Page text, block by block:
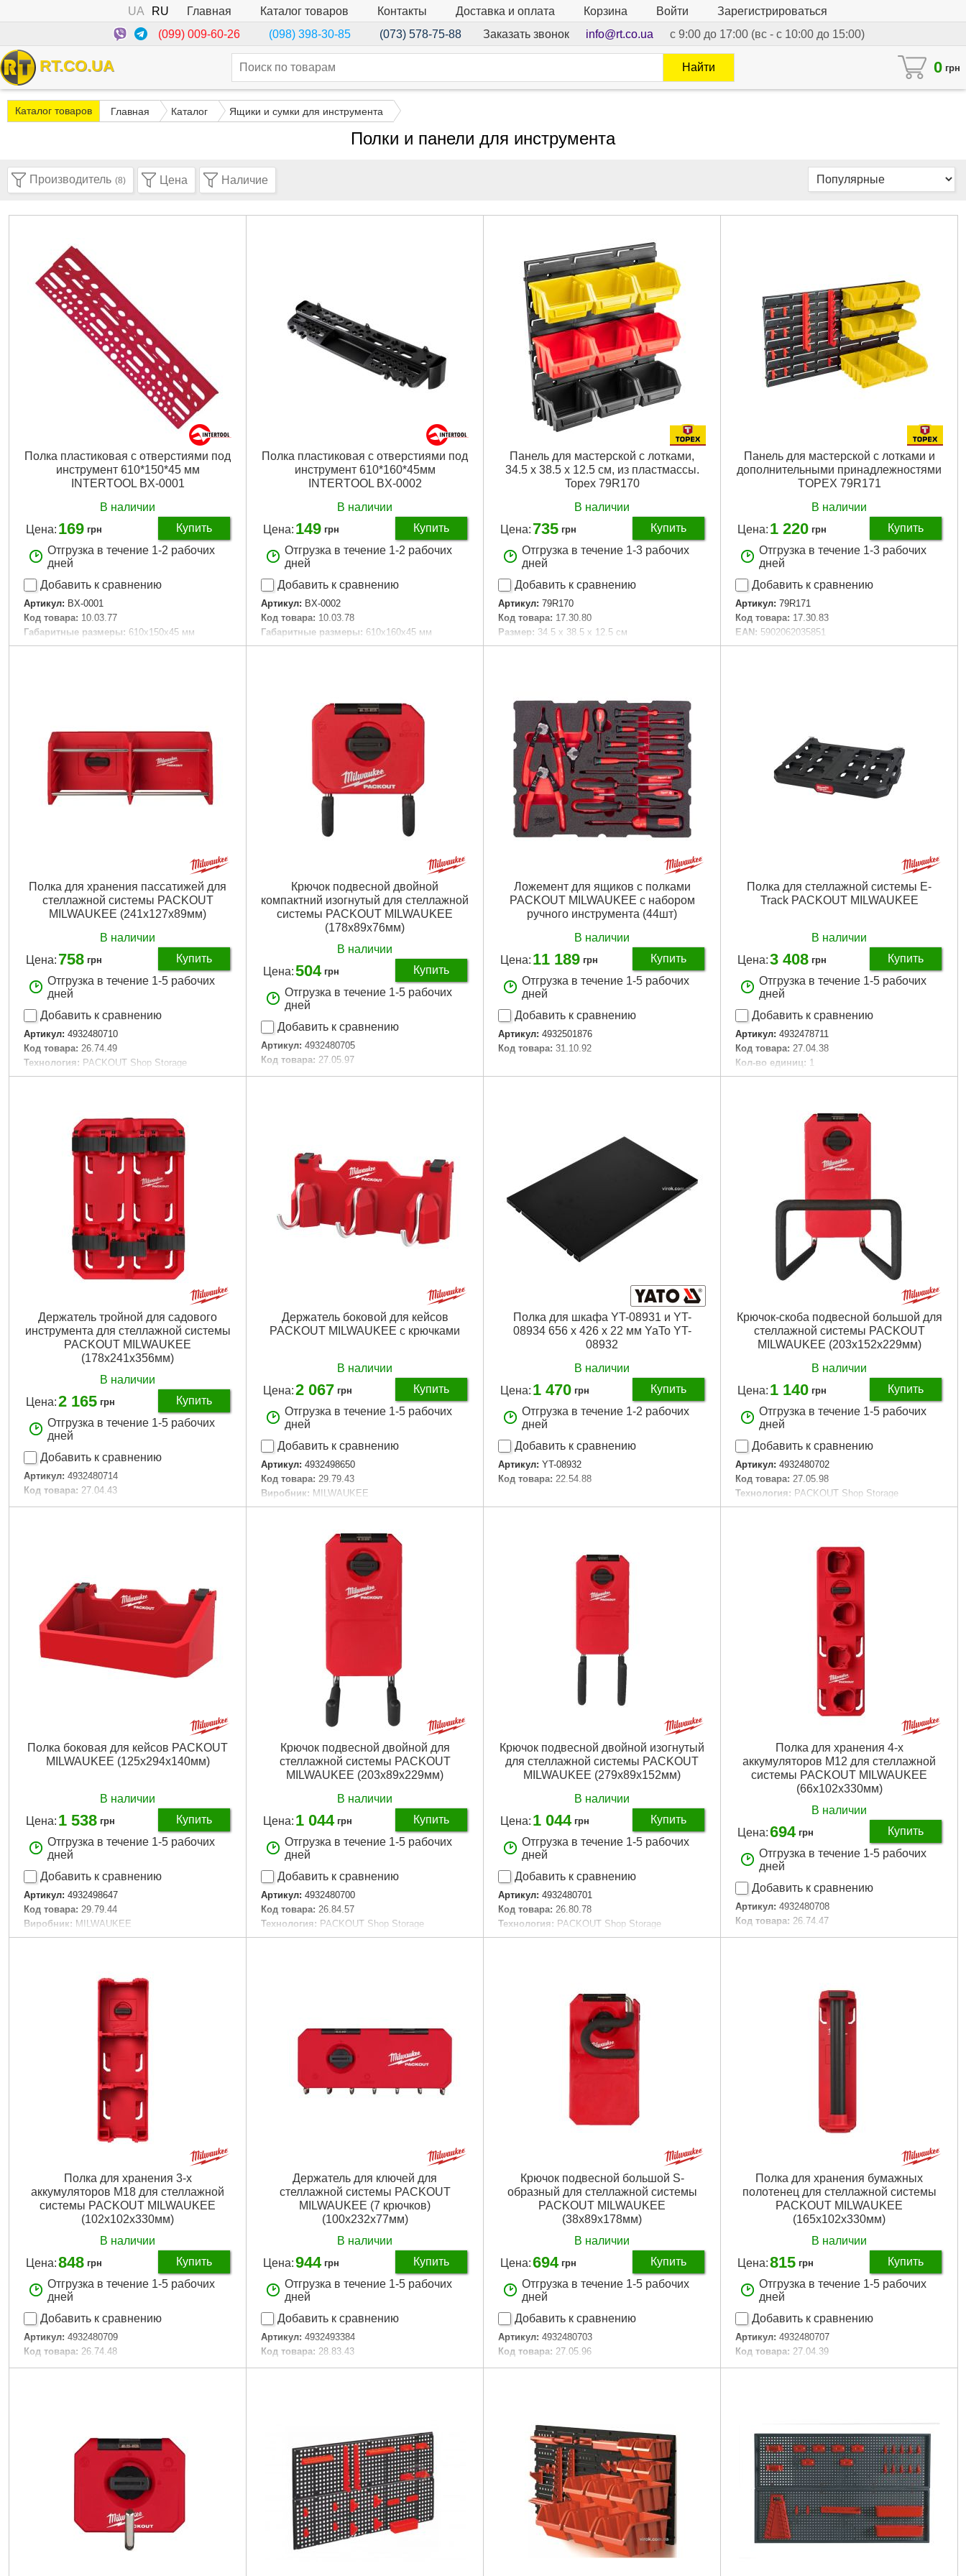
UA RU Главная Каталог товаров Контакты Доставка и оплата Корзина Войти
Зарегистрироваться
(099) 009-60-26
(098) 398-30-85 (073) 578-75-88 Заказать звонок info@rt.co.ua с 9:00 до 17:00 (вс - с 10:00 до 15:00)
RT.CO.UA 0 грн
Найти
Каталог товаров Главная Каталог Ящики и сумки для инструмента
Полки и панели для инструмента
Производитель (8) Цена Наличие
Полка пластиковая с отверстиями под
инструмент 610*150*45 мм
INTERTOOL BX-0001
В наличии
Цена: 169 грн
Купить
Отгрузка в течение 1-2 рабочих
дней
Добавить к сравнению
Артикул: BX-0001
Код товара: 10.03.77
Габаритные размеры: 610x150x45 мм
Материал изготовления: пластик
Полка пластиковая с отверстиями под
инструмент 610*160*45мм
INTERTOOL BX-0002
В наличии
Цена: 149 грн
Купить
Отгрузка в течение 1-2 рабочих
дней
Добавить к сравнению
Артикул: BX-0002
Код товара: 10.03.78
Габаритные размеры: 610x160x45 мм
Материал изготовления: пластик
Подробнее...
Панель для мастерской с лотками,
34.5 x 38.5 x 12.5 см, из пластмассы.
Topex 79R170
В наличии
Цена: 735 грн
Купить
Отгрузка в течение 1-3 рабочих
дней
Добавить к сравнению
Артикул: 79R170
Код товара: 17.30.80
Размер: 34.5 x 38.5 x 12.5 см
Габариты упаковки: 400x350x100 мм
Панель для мастерской с лотками и
дополнительными принадлежностями
TOPEX 79R171
В наличии
Цена: 1 220 грн
Купить
Отгрузка в течение 1-3 рабочих
дней
Добавить к сравнению
Артикул: 79R171
Код товара: 17.30.83
EAN: 5902062035851
Количество контейнеров: 9 шт
Подробнее...
Полка для хранения пассатижей для
стеллажной системы PACKOUT
MILWAUKEE (241x127х89мм)
В наличии
Цена: 758 грн
Купить
Отгрузка в течение 1-5 рабочих
дней
Добавить к сравнению
Артикул: 4932480710
Код товара: 26.74.49
Технология: PACKOUT Shop Storage
Размер / мм / ": 241 x 127 х 89
27 г
Подробнее...
Крючок подвесной двойной
компактний изогнутый для стеллажной
системы PACKOUT MILWAUKEE
(178x89x76мм)
В наличии
Цена:504 грн
Купить
Отгрузка в течение 1-5 рабочих
дней
Добавить к сравнению
Артикул: 4932480705
Код товара: 27.05.97
Технология: PACKOUT Shop Storage
Подробнее...
Ложемент для ящиков c полками
PACKOUT MILWAUKEE с набором
ручного инструмента (44шт)
В наличии
Цена: 11 189 грн
Купить
Отгрузка в течение 1-5 рабочих
дней
Добавить к сравнению
Артикул: 4932501876
Код товара: 31.10.92
Подробнее...
Полка для стеллажной системы E-
Track PACKOUT MILWAUKEE
В наличии
Цена:3 408 грн
Купить
Отгрузка в течение 1-5 рабочих
дней
Добавить к сравнению
Артикул: 4932478711
Код товара: 27.04.38
Кол-во единиц: 1
Технология: PACKOUT Shop Storage
Подробнее...
Держатель тройной для садового
инструмента для стеллажной системы
PACKOUT MILWAUKEE
(178x241x356мм)
В наличии
Цена:2 165 грн
Купить
Отгрузка в течение 1-5 рабочих
дней
Добавить к сравнению
Артикул: 4932480714
Код товара: 27.04.43
Технология: PACKOUT Shop Storage
Держатель боковой для кейсов
PACKOUT MILWAUKEE с крючками
В наличии
Цена:2 067 грн
Купить
Отгрузка в течение 1-5 рабочих
дней
Добавить к сравнению
Артикул: 4932498650
Код товара: 29.79.43
Виробник: MILWAUKEE
Технология: PACKOUT
Количество единиц, шт: 1
Подробнее...
Полка для шкафа YT-08931 и YT-
08934 656 x 426 x 22 мм YaTo YT-
08932
В наличии
Цена: 1 470 грн
Купить
Отгрузка в течение 1-2 рабочих
дней
Добавить к сравнению
Артикул: YT-08932
Код товара: 22.54.88
Подробнее...
Крючок-скоба подвесной большой для
стеллажной системы PACKOUT
MILWAUKEE (203x152x229мм)
В наличии
Цена: 1 140 грн
Купить
Отгрузка в течение 1-5 рабочих
дней
Добавить к сравнению
Артикул: 4932480702
Код товара: 27.05.98
Технология: PACKOUT Shop Storage
Размер / мм / ": 203 x 152 x 229
Подробнее...
Полка боковая для кейсов PACKOUT
MILWAUKEE (125x294x140мм)
В наличии
Цена: 1 538 грн
Купить
Отгрузка в течение 1-5 рабочих
дней
Добавить к сравнению
Артикул: 4932498647
Код товара: 29.79.44
Виробник: MILWAUKEE
Технология: PACKOUT
Количество единиц, шт: 1
Подробнее...
Крючок подвесной двойной для
стеллажной системы PACKOUT
MILWAUKEE (203x89x229мм)
В наличии
Цена: 1 044 грн
Купить
Отгрузка в течение 1-5 рабочих
дней
Добавить к сравнению
Артикул: 4932480700
Код товара: 26.84.57
Технология: PACKOUT Shop Storage
Размер / мм / ": 203 x 89 x 229
Крючок подвесной двойной изогнутый
для стеллажной системы PACKOUT
MILWAUKEE (279x89x152мм)
В наличии
Цена: 1 044 грн
Купить
Отгрузка в течение 1-5 рабочих
дней
Добавить к сравнению
Артикул: 4932480701
Код товара: 26.80.78
Технология: PACKOUT Shop Storage
Размер / мм / ": 279 x 89 x 152
Полка для хранения 4-х
аккумуляторов M12 для стеллажной
системы PACKOUT MILWAUKEE
(66x102x330мм)
В наличии
Цена:694 грн
Купить
Отгрузка в течение 1-5 рабочих
дней
Добавить к сравнению
Артикул: 4932480708
Код товара: 26.74.47
Технология: PACKOUT Shop Storage
Подробнее...
Полка для хранения 3-х
аккумуляторов M18 для стеллажной
системы PACKOUT MILWAUKEE
(102x102x330мм)
В наличии
Цена:848 грн
Купить
Отгрузка в течение 1-5 рабочих
дней
Добавить к сравнению
Артикул: 4932480709
Код товара: 26.74.48
Технология: PACKOUT Shop Storage
Держатель для ключей для
стеллажной системы PACKOUT
MILWAUKEE (7 крючков)
(100x232x77мм)
В наличии
Цена:944 грн
Купить
Отгрузка в течение 1-5 рабочих
дней
Добавить к сравнению
Артикул: 4932493384
Код товара: 28.83.43
Технология: PACKOUT Shop Storage
Крючок подвесной большой S-
образный для стеллажной системы
PACKOUT MILWAUKEE
(38x89x178мм)
В наличии
Цена:694 грн
Купить
Отгрузка в течение 1-5 рабочих
дней
Добавить к сравнению
Артикул: 4932480703
Код товара: 27.05.96
Технология: PACKOUT Shop Storage
Полка для хранения бумажных
полотенец для стеллажной системы
PACKOUT MILWAUKEE
(165x102x330мм)
В наличии
Цена:815 грн
Купить
Отгрузка в течение 1-5 рабочих
дней
Добавить к сравнению
Артикул: 4932480707
Код товара: 27.04.39
Технология: PACKOUT Shop Storage
Подробнее...